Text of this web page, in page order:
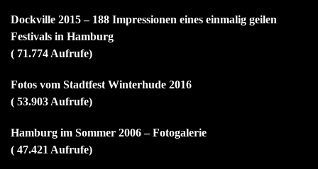
Dockville 2015 – 188 Impressionen eines einmalig geilen
Festivals in Hamburg
( 71.774 Aufrufe)
Fotos vom Stadtfest Winterhude 2016
( 53.903 Aufrufe)
Hamburg im Sommer 2006 – Fotogalerie
( 47.421 Aufrufe)